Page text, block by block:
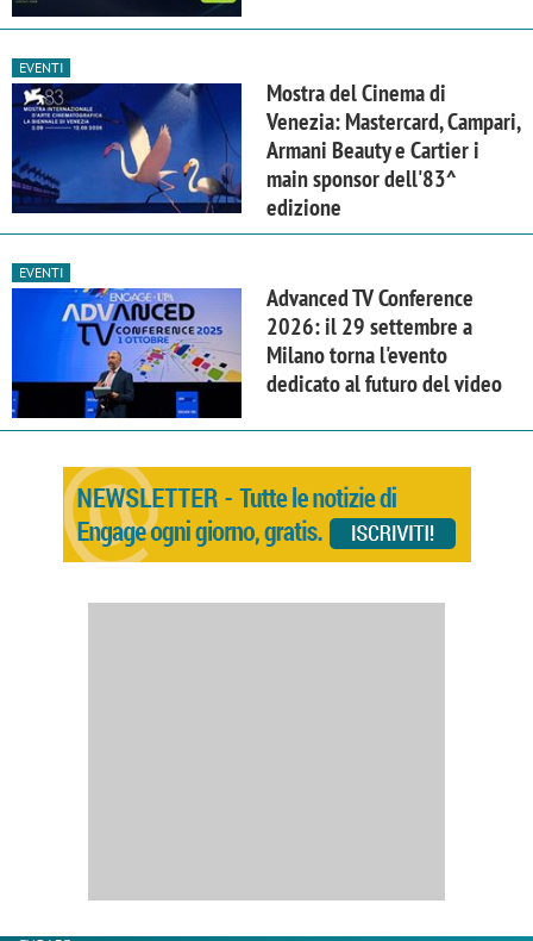
EVENTI
Mostra del Cinema di
Venezia: Mastercard, Campari,
Armani Beauty e Cartier i
main sponsor dell'83^
edizione
EVENTI
Advanced TV Conference
2026: il 29 settembre a
Milano torna l'evento
dedicato al futuro del video